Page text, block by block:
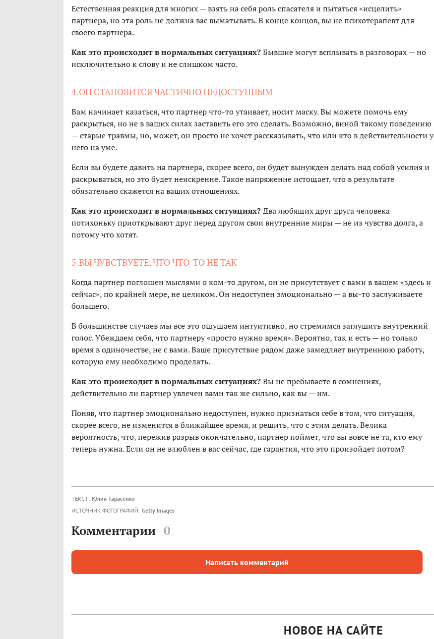
Естественная реакция для многих — взять на себя роль спасателя и пытаться «исцелить»
партнера, но эта роль не должна вас выматывать. В конце концов, вы не психотерапевт для
своего партнера.
Как это происходит в нормальных ситуациях?Бывшие могут всплывать в разговорах — но
исключительно к слову и не слишком часто.
4.ОН СТАНОВИТСЯ ЧАСТИЧНО НЕДОСТУПНЫМ
Вам начинает казаться, что партнер что-то утаивает, носит маску. Вы можете помочь ему
раскрыться, но не в ваших силах заставить его это сделать. Возможно, виной такому поведению
— старые травмы, но, может, он просто не хочет рассказывать, что или кто в действительности у
него на уме.
Если вы будете давить на партнера, скорее всего, он будет вынужден делать над собой усилия и
раскрываться, но это будет неискренне. Такое напряжение истощает, что в результате
обязательно скажется на ваших отношениях.
Как это происходит в нормальных ситуациях?Два любящих друг друга человека
потихоньку приоткрывают друг перед другом свои внутренние миры — не из чувства долга, а
потому что хотят.
5.ВЫ ЧУВСТВУЕТЕ, ЧТО ЧТО-ТО НЕ ТАК
Когда партнер поглощен мыслями о ком-то другом, он не присутствует с вами в вашем «здесь и
сейчас», по крайней мере, не целиком. Он недоступен эмоционально — а вы-то заслуживаете
большего.
В большинстве случаев мы все это ощущаем интуитивно, но стремимся заглушить внутренний
голос. Убеждаем себя, что партнеру «просто нужно время». Вероятно, так и есть — но только
время в одиночестве, не с вами. Ваше присутствие рядом даже замедляет внутреннюю работу,
которую ему необходимо проделать.
Как это происходит в нормальных ситуациях?Вы не пребываете в сомнениях,
действительно ли партнер увлечен вами так же сильно, как вы — им.
Поняв, что партнер эмоционально недоступен, нужно признаться себе в том, что ситуация,
скорее всего, не изменится в ближайшее время, и решить, что с этим делать. Велика
вероятность, что, пережив разрыв окончательно, партнер поймет, что вы вовсе не та, кто ему
теперь нужна. Если он не влюблен в вас сейчас, где гарантия, что это произойдет потом?
ТЕКСТ: Юлия Тарасенко
ИСТОЧНИК ФОТОГРАФИЙ: Getty Images
Комментарии 0
Написать комментарий
НОВОЕ НА САЙТЕ